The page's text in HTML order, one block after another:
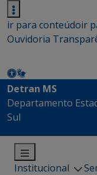
ir para conteúdoir
Ouvidoria
Detran MS
Departamento
Sul
Institucional